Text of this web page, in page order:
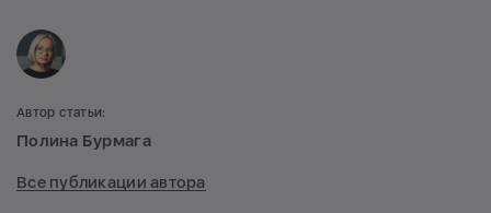
Автор статьи:
Полина Бурмага
Все публикации автора